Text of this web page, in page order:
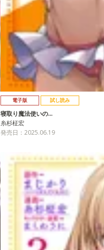
電子版 試し読み
寝取り魔法使いの…
糸杉柾宏
発売日：2025.06.19